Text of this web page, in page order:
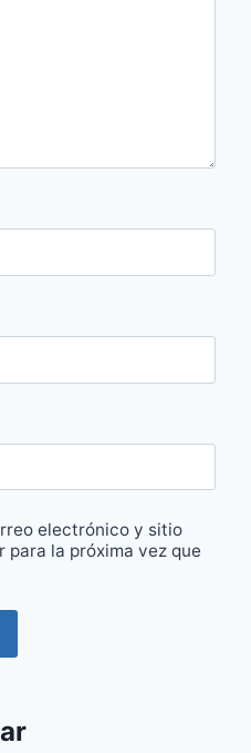
electrónico y sitio
la próxima vez que